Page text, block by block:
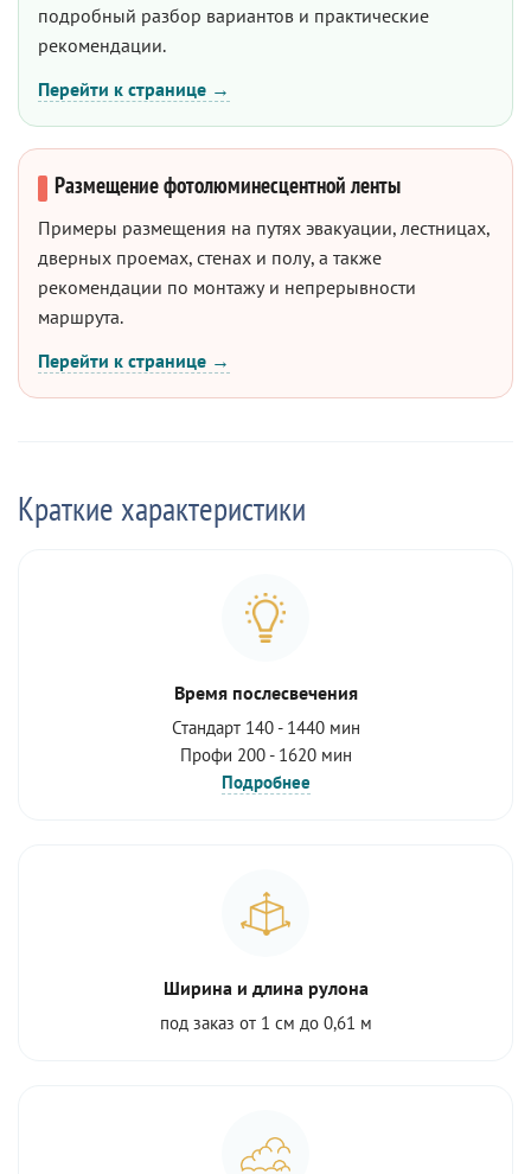
подробный разбор вариантов и практические
рекомендации.
Перейти к странице →
Размещение фотолюминесцентной ленты
Примеры размещения на путях эвакуации, лестницах,
дверных проемах, стенах и полу, а также
рекомендации по монтажу и непрерывности
маршрута.
Перейти к странице →
Краткие характеристики
Время послесвечения
Стандарт 140 - 1440 мин
Профи 200 - 1620 мин
Подробнее
Ширина и длина рулона
под заказ от 1 см до 0,61 м